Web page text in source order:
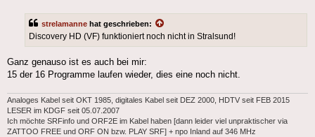
strelamanne hat geschrieben:
Discovery HD (VF) funktioniert noch nicht in Stralsund!
Ganz genauso ist es auch bei mir:
15 der 16 Programme laufen wieder, dies eine noch nicht.
Analoges Kabel seit OKT 1985, digitales Kabel seit DEZ 2000, HDTV seit FEB 2015
LESER im KDGF seit 05.07.2007
Ich möchte SRFinfo und ORF2E im Kabel haben [dann leider viel unpraktischer via
ZATTOO FREE und ORF ON bzw. PLAY SRF] + npo Inland auf 346 MHz